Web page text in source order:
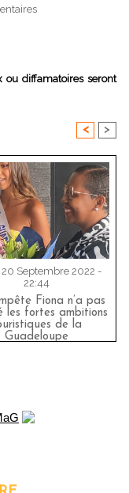
ou diffamatoires seront
< >
20 Septembre 2022 -
22:44
Fiona n’a pas
les fortes ambitions
de la
Guadeloupe